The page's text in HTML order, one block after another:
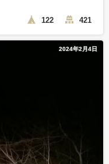
122 421
2024年2月4日